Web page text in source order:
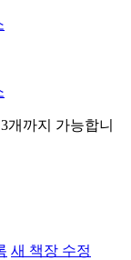
개까지 가능합니
새 책장 수정